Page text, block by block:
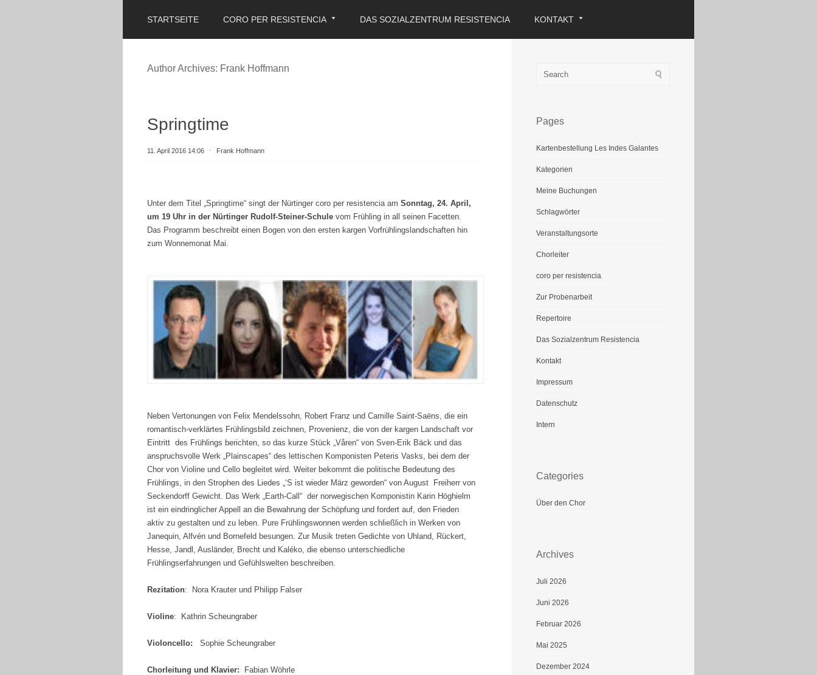
STARTSEITE CORO PER RESISTENCIA DAS SOZIALZENTRUM RESISTENCIA KONTAKT
Author Archives: Frank Hoffmann
Springtime
11. April 2016 14:06 ⋅ Frank Hoffmann
Unter dem Titel „Springtime“ singt der Nürtinger coro per resistencia am Sonntag, 24. April,
um 19 Uhr in der Nürtinger Rudolf-Steiner-Schule vom Frühling in all seinen Facetten.
Das Programm beschreibt einen Bogen von den ersten kargen Vorfrühlingslandschaften hin
zum Wonnemonat Mai.
Neben Vertonungen von Felix Mendelssohn, Robert Franz und Camille Saint-Saëns, die ein
romantisch-verklärtes Frühlingsbild zeichnen, Provenienz, die von der kargen Landschaft vor
Eintritt des Frühlings berichten, so das kurze Stück „Våren“ von Sven-Erik Bäck und das
anspruchsvolle Werk „Plainscapes“ des lettischen Komponisten Peteris Vasks, bei dem der
Chor von Violine und Cello begleitet wird. Weiter bekommt die politische Bedeutung des
Frühlings, in den Strophen des Liedes „‘S ist wieder März geworden“ von August Freiherr von
Seckendorff Gewicht. Das Werk „Earth-Call“ der norwegischen Komponistin Karin Höghielm
ist ein eindringlicher Appell an die Bewahrung der Schöpfung und fordert auf, den Frieden
aktiv zu gestalten und zu leben. Pure Frühlingswonnen werden schließlich in Werken von
Janequin, Alfvén und Bornefeld besungen. Zur Musik treten Gedichte von Uhland, Rückert,
Hesse, Jandl, Ausländer, Brecht und Kaléko, die ebenso unterschiedliche
Frühlingserfahrungen und Gefühlswelten beschreiben.
Rezitation: Nora Krauter und Philipp Falser
Violine: Kathrin Scheungraber
Violoncello: Sophie Scheungraber
Chorleitung und Klavier: Fabian Wöhrle
Pages
Kartenbestellung Les Indes Galantes
Kategorien
Meine Buchungen
Schlagwörter
Veranstaltungsorte
Chorleiter
coro per resistencia
Zur Probenarbeit
Repertoire
Das Sozialzentrum Resistencia
Kontakt
Impressum
Datenschutz
Intern
Categories
Über den Chor
Archives
Juli 2026
Juni 2026
Februar 2026
Mai 2025
Dezember 2024